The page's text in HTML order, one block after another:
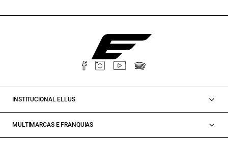
INSTITUCIONAL ELLUS
MULTIMARCAS E FRANQUIAS